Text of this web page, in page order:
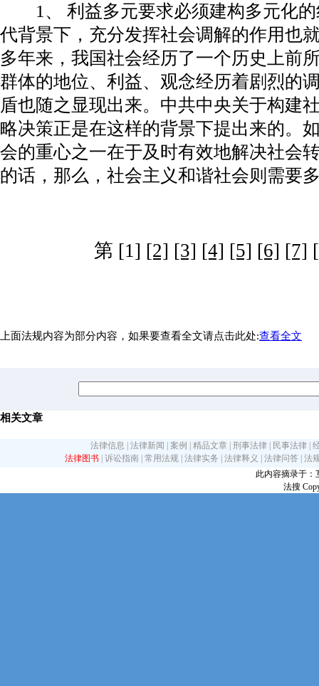
1、 利益多元要求必须建构多元化的
代背景下，充分发挥社会调解的作用也
多年来，我国社会经历了一个历史上前
群体的地位、利益、观念经历着剧烈的
盾也随之显现出来。中共中央关于构建
略决策正是在这样的背景下提出来的。
会的重心之一在于及时有效地解决社会
的话，那么，社会主义和谐社会则需要
第 [1] [2] [3] [4] [5] [6] [7]
上面法规内容为部分内容，如果要查看全文请点击此处:查看全文
相关文章
法律信息 法律新闻 案例 精品文章 刑事法律 民事法律
法律图书 诉讼指南 常用法规 法律实务 法律释义 法律问答
法
此内容摘录于：
法搜